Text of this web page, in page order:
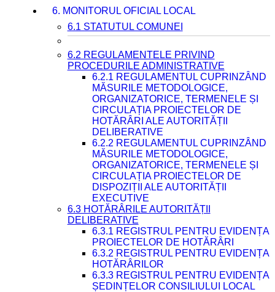
6. MONITORUL OFICIAL LOCAL
6.1 STATUTUL COMUNEI
6.2 REGULAMENTELE PRIVIND
PROCEDURILE ADMINISTRATIVE
6.2.1 REGULAMENTUL CUPRINZÂND
MĂSURILE METODOLOGICE,
ORGANIZATORICE, TERMENELE ȘI
CIRCULAȚIA PROIECTELOR DE
HOTĂRÂRI ALE AUTORITĂȚII
DELIBERATIVE
6.2.2 REGULAMENTUL CUPRINZÂND
MĂSURILE METODOLOGICE,
ORGANIZATORICE, TERMENELE ȘI
CIRCULAȚIA PROIECTELOR DE
DISPOZIȚII ALE AUTORITĂȚII
EXECUTIVE
6.3 HOTĂRÂRILE AUTORITĂȚII
DELIBERATIVE
6.3.1 REGISTRUL PENTRU EVIDENȚA
PROIECTELOR DE HOTĂRÂRI
6.3.2 REGISTRUL PENTRU EVIDENȚA
HOTĂRÂRILOR
6.3.3 REGISTRUL PENTRU EVIDENȚA
ȘEDINȚELOR CONSILIULUI LOCAL